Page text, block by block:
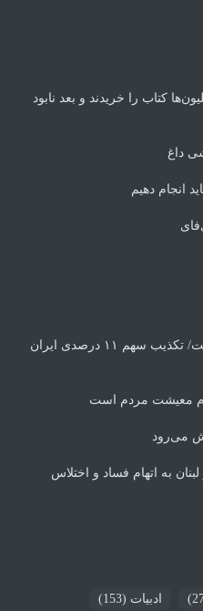
کتاب را خریدند و بعد نابود
داغ
انجام دهیم
عراقچی: توافق با عمان نزدیک است/ تکذیب سهم ۱۱ درصدی ایران
معیشت مردم است
می‌رود
به اتهام فساد و اختلاس
ادبیات (153)